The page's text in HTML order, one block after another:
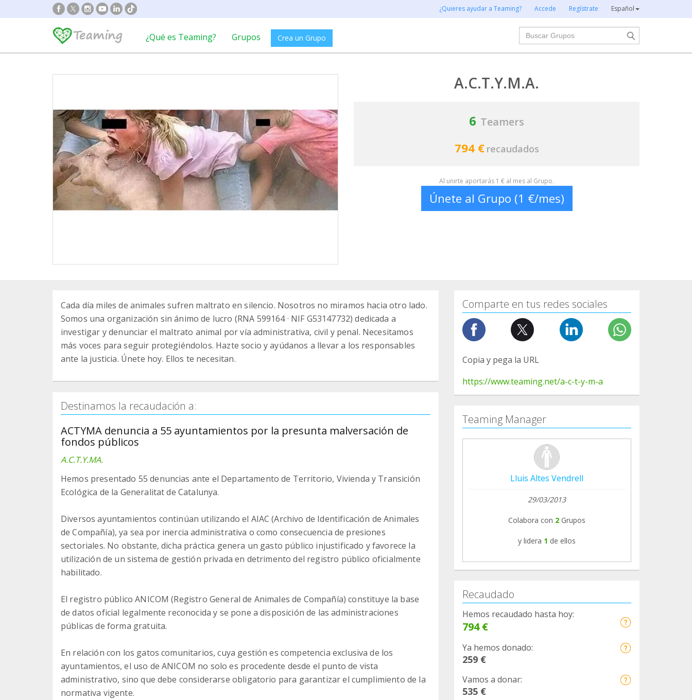
¿Quieres ayudar a Teaming? Accede Regístrate Español
¿Qué es Teaming? Grupos Crea un Grupo
Buscar
A.C.T.Y.M.A.
6 Teamers
794 € recaudados
Al unirte aportarás 1 € al mes al Grupo.
Únete al Grupo (1 €/mes)
Cada día miles de animales sufren maltrato en silencio. Nosotros no miramos hacia otro lado.
Somos una organización sin ánimo de lucro (RNA 599164 · NIF G53147732) dedicada a
investigar y denunciar el maltrato animal por vía administrativa, civil y penal. Necesitamos
más voces para seguir protegiéndolos. Hazte socio y ayúdanos a llevar a los responsables
ante la justicia. Únete hoy. Ellos te necesitan.
Destinamos la recaudación a:
ACTYMA denuncia a 55 ayuntamientos por la presunta malversación de
fondos públicos
A.C.T.Y.MA.
Hemos presentado 55 denuncias ante el Departamento de Territorio, Vivienda y Transición
Ecológica de la Generalitat de Catalunya.
Diversos ayuntamientos continúan utilizando el AIAC (Archivo de Identificación de Animales
de Compañía), ya sea por inercia administrativa o como consecuencia de presiones
sectoriales. No obstante, dicha práctica genera un gasto público injustificado y favorece la
utilización de un sistema de gestión privada en detrimento del registro público oficialmente
habilitado.
El registro público ANICOM (Registro General de Animales de Compañía) constituye la base
de datos oficial legalmente reconocida y se pone a disposición de las administraciones
públicas de forma gratuita.
En relación con los gatos comunitarios, cuya gestión es competencia exclusiva de los
ayuntamientos, el uso de ANICOM no solo es procedente desde el punto de vista
administrativo, sino que debe considerarse obligatorio para garantizar el cumplimiento de la
normativa vigente.
Comparte en tus redes sociales
Copia y pega la URL
https://www.teaming.net/a-c-t-y-m-a
Teaming Manager
Lluis Altes Vendrell
29/03/2013
Colabora con 2 Grupos
y lidera 1 de ellos
Recaudado
Hemos recaudado hasta hoy:
794 €
Ya hemos donado:
259 €
Vamos a donar:
535 €